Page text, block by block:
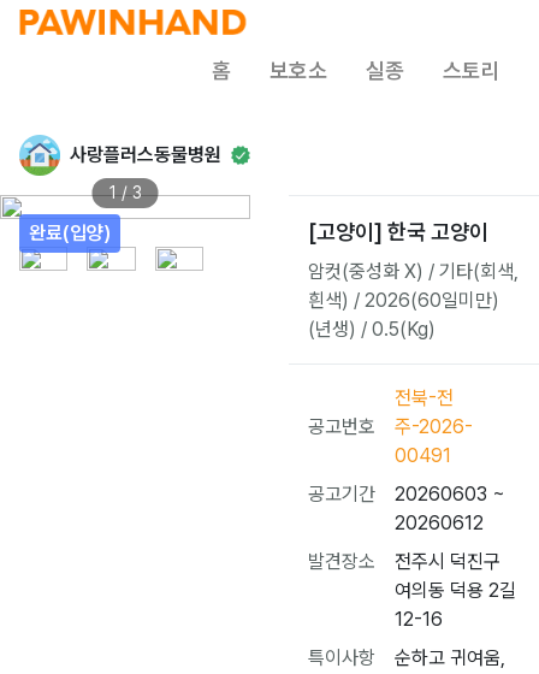
홈 보호소 실종 스토리
사랑플러스동물병원
완료(입양)
1 / 3
[고양이] 한국 고양이
암컷(중성화 X) / 기타(회색,
흰색) / 2026(60일미만)
(년생) / 0.5(Kg)
공고번호
전북-전
주-2026-
00491
공고기간
20260603 ~
20260612
발견장소
전주시 덕진구
여의동 덕용 2길
12-16
특이사항
순하고 귀여움,